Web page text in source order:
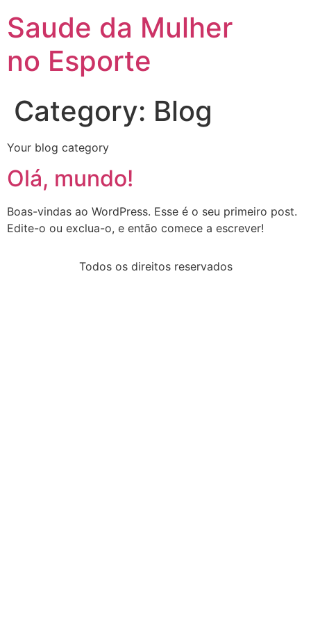
Saude da Mulher
no Esporte
Category: Blog
Your blog category
Olá, mundo!
Boas-vindas ao WordPress. Esse é o seu primeiro post.
Edite-o ou exclua-o, e então comece a escrever!
Todos os direitos reservados